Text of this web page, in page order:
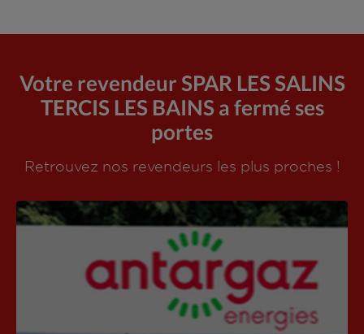
Votre revendeur SPAR LES SALINS
TERCIS LES BAINS a fermé ses
portes
Retrouvez nos revendeurs les plus proches !